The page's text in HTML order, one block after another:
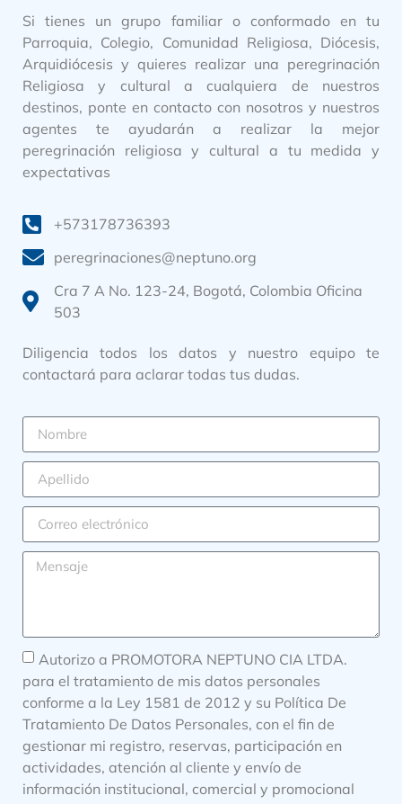
Si tienes un grupo familiar o conformado en tu
Parroquia, Colegio, Comunidad Religiosa, Diócesis,
Arquidiócesis y quieres realizar una peregrinación
Religiosa y cultural a cualquiera de nuestros
destinos, ponte en contacto con nosotros y nuestros
agentes te ayudarán a realizar la mejor
peregrinación religiosa y cultural a tu medida y
expectativas
+573178736393
peregrinaciones@neptuno.org
Cra 7 A No. 123-24, Bogotá, Colombia Oficina
503
Diligencia todos los datos y nuestro equipo te
contactará para aclarar todas tus dudas.
Autorizo a PROMOTORA NEPTUNO CIA LTDA.
para el tratamiento de mis datos personales
conforme a la Ley 1581 de 2012 y su Política De
Tratamiento De Datos Personales, con el fin de
gestionar mi registro, reservas, participación en
actividades, atención al cliente y envío de
información institucional, comercial y promocional